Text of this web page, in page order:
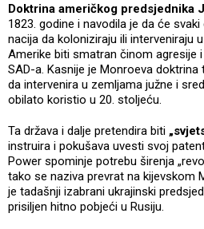
Doktrina američkog predsjednika
1823. godine i navodila je da će
nacija da koloniziraju ili interveniraju
Amerike biti smatran činom agresije
SAD-a. Kasnije je Monroeva
da intervenira u zemljama južne i
obilato koristio u 20. stoljeću.
Ta država i dalje pretendira biti
instruira i pokušava uvesti svoj
Power spominje potrebu širenja
tako se naziva prevrat na kijevskom
je tadašnji izabrani ukrajinski
prisiljen hitno pobjeći u Rusiju.